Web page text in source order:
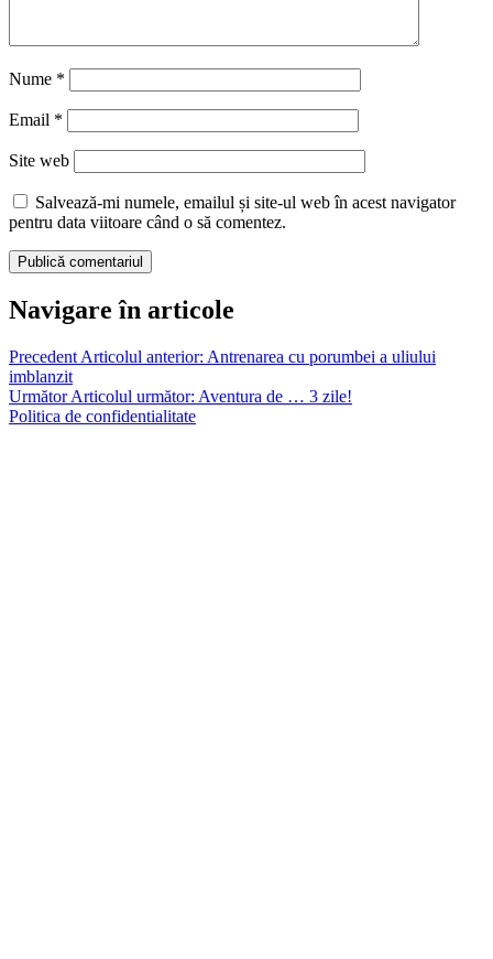
Nume *
Email *
Site web
Salvează-mi numele, emailul și site-ul web în acest navigator
pentru data viitoare când o să comentez.
Navigare în articole
Precedent Articolul anterior: Antrenarea cu porumbei a uliului
imblanzit
Următor Articolul următor: Aventura de … 3 zile!
Politica de confidentialitate